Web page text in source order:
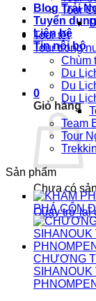
Blog Trải
Tuyển dụng
Liên hệ
Tin nội bộ
0
Giỏ hàng
Chưa có
Quay trở lại
Tour
Tour tết
Tour trong
Chùm
Du
Du
Du
Team
Tour
Sản phẩm
PHÁ CÔN
CHƯƠNG
SIHANOUK